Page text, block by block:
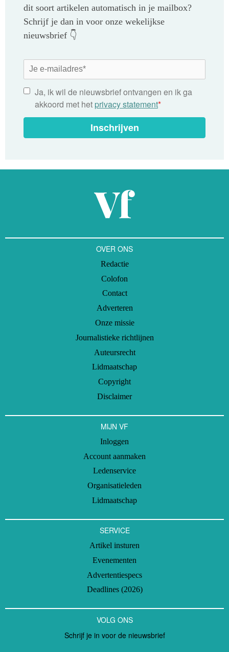
dit soort artikelen automatisch in je mailbox?
Schrijf je dan in voor onze wekelijkse
nieuwsbrief 👇
Ja, ik wil de nieuwsbrief ontvangen en ik ga
akkoord met het privacy statement*
Inschrijven
OVER ONS
Redactie
Colofon
Contact
Adverteren
Onze missie
Journalistieke richtlijnen
Auteursrecht
Lidmaatschap
Copyright
Disclaimer
MIJN VF
Inloggen
Account aanmaken
Ledenservice
Organisatieleden
Lidmaatschap
SERVICE
Artikel insturen
Evenementen
Advertentiespecs
Deadlines (2026)
VOLG ONS
Schrijf je in voor de nieuwsbrief